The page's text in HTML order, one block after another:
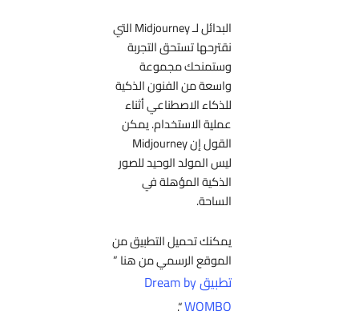
البدائل لـ Midjourney التي
نقترحها تستحق التجربة
وستمنحك مجموعة
واسعة من الفنون الذكية
للذكاء الاصطناعي أثناء
عملية الاستخدام. يمكن
القول إن Midjourney
ليس المولد الوحيد للصور
الذكية المؤهلة في
الساحة.
يمكنك تحميل التطبيق من
الموقع الرسمي من هنا ”
تطبيق Dream by
WOMBO
“.